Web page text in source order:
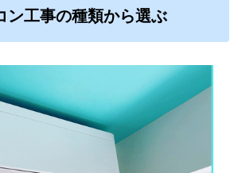
ン工事の種類から選ぶ